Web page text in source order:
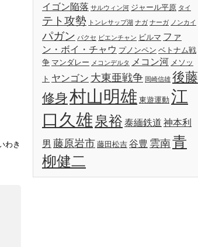
わき
イゴン陥落 サルウィン河 ジャール平原 タイ
テト攻勢 トンレサップ湖 ナガ ナーガ ノンカイ
パガン パクセ ビエンチャン ビルマ ファ
ン・ボイ・チャウ プノンペン ベトナム戦
争 マンダレー メコンデルタ メコン河 メソッ
ト ヤンゴン 大東亜戦争 岡崎信雄 後藤
修身村山明雄 東遊運動 江
口久雄泉裕 泰緬鉄道 神本利
男 藤原岩市 藤田松吉 谷豊 雲南青
柳健二